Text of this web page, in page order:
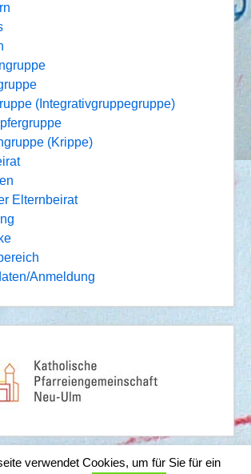
(Integrativgruppegruppe)
(Krippe)
Elternbeirat
Anmeldung
verwendet Cookies, um für Sie für ein